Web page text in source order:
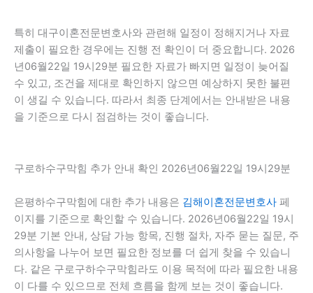
특히 대구이혼전문변호사와 관련해 일정이 정해지거나 자료
제출이 필요한 경우에는 진행 전 확인이 더 중요합니다. 2026
년06월22일 19시29분 필요한 자료가 빠지면 일정이 늦어질
수 있고, 조건을 제대로 확인하지 않으면 예상하지 못한 불편
이 생길 수 있습니다. 따라서 최종 단계에서는 안내받은 내용
을 기준으로 다시 점검하는 것이 좋습니다.
구로하수구막힘 추가 안내 확인 2026년06월22일 19시29분
은평하수구막힘에 대한 추가 내용은 김해이혼전문변호사 페
이지를 기준으로 확인할 수 있습니다. 2026년06월22일 19시
29분 기본 안내, 상담 가능 항목, 진행 절차, 자주 묻는 질문, 주
의사항을 나누어 보면 필요한 정보를 더 쉽게 찾을 수 있습니
다. 같은 구로구하수구막힘라도 이용 목적에 따라 필요한 내용
이 다를 수 있으므로 전체 흐름을 함께 보는 것이 좋습니다.